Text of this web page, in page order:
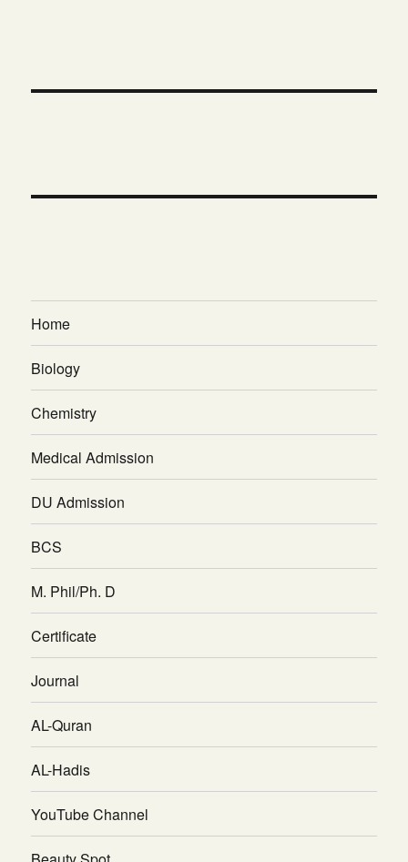
Home
Biology
Chemistry
Medical Admission
DU Admission
BCS
M. Phil/Ph. D
Certificate
Journal
AL-Quran
AL-Hadis
YouTube Channel